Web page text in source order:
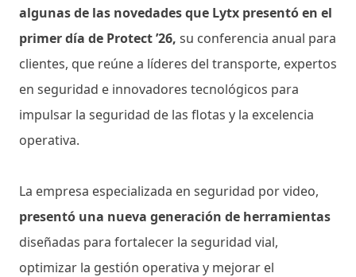
algunas de las novedades que Lytx presentó en el
primer día de Protect ’26, su conferencia anual para
clientes, que reúne a líderes del transporte, expertos
en seguridad e innovadores tecnológicos para
impulsar la seguridad de las flotas y la excelencia
operativa.
La empresa especializada en seguridad por video,
presentó una nueva generación de herramientas
diseñadas para fortalecer la seguridad vial,
optimizar la gestión operativa y mejorar el